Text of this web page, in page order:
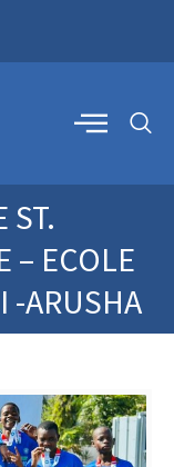
ST.
– ECOLE
-ARUSHA